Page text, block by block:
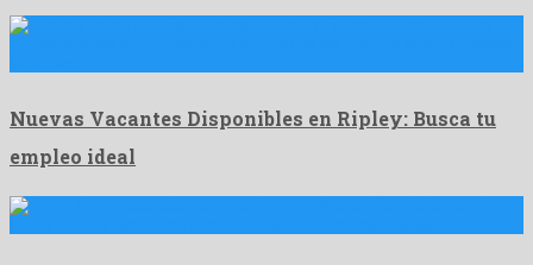
Nuevas Vacantes Disponibles en Ripley: Busca tu
empleo ideal